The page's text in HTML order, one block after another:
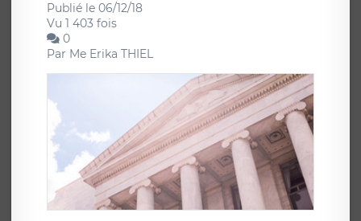
Publié le 06/12/18
Vu 1 403 fois
0
Par Me Erika THIEL